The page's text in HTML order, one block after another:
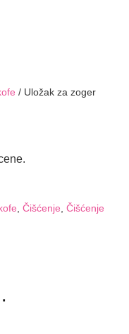
/ Uložak za zoger
Čišćenje Čišćenje